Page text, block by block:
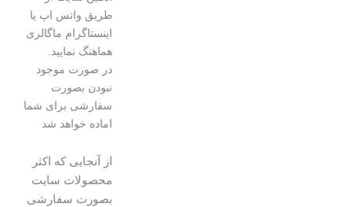
طریق واتس اپ یا
اینستاگرام ماگالری
هماهنگ نمایید.
در صورت موجود
نبودن بصورت
سفارشی برای شما
اماده خواهد شد
از آنجایی که اکثر
محصولات سایت
بصورت سفارشی